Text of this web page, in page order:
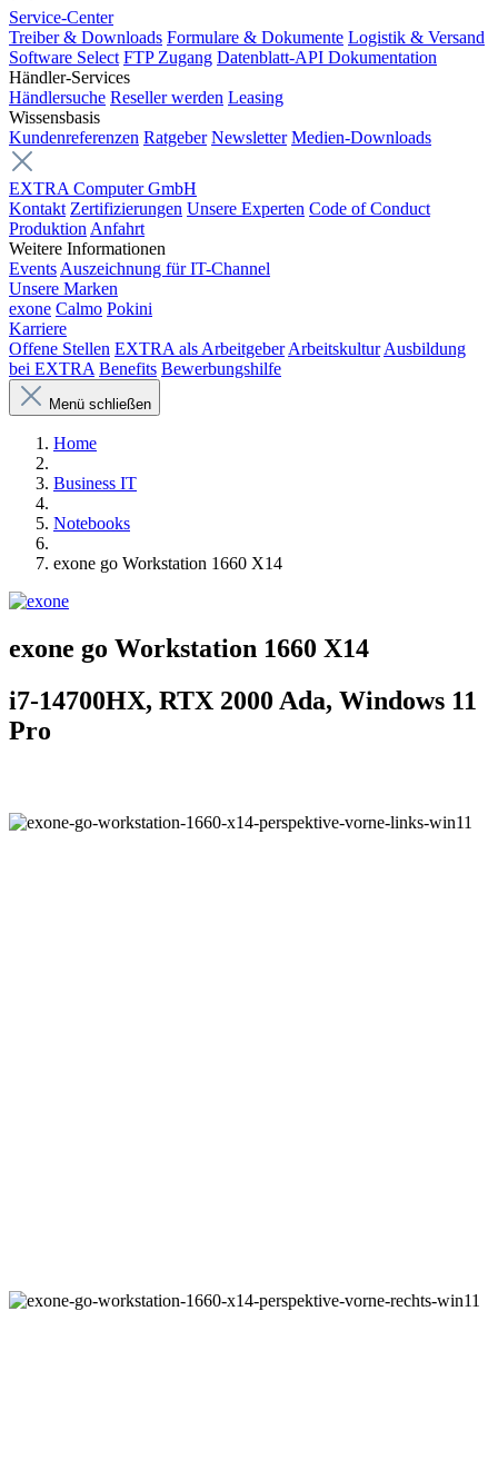
Service-Center
Treiber & Downloads Formulare & Dokumente Logistik & Versand
Software Select FTP Zugang Datenblatt-API Dokumentation
Händler-Services
Händlersuche Reseller werden Leasing
Wissensbasis
Kundenreferenzen Ratgeber Newsletter Medien-Downloads
EXTRA Computer GmbH
Kontakt Zertifizierungen Unsere Experten Code of Conduct
Produktion Anfahrt
Weitere Informationen
Events Auszeichnung für IT-Channel
Unsere Marken
exone Calmo Pokini
Karriere
Offene Stellen EXTRA als Arbeitgeber Arbeitskultur Ausbildung
bei EXTRA Benefits Bewerbungshilfe
Menü schließen
Home
Business IT
Notebooks
exone go Workstation 1660 X14
exone go Workstation 1660 X14
i7-14700HX, RTX 2000 Ada, Windows 11
Pro